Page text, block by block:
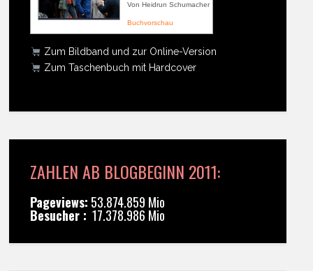
Von Heidrun Schumacher
Buchvorschau
Zum Bildband und zur Online-Version
Zum Taschenbuch mit Hardcover
ZAHLEN AB BLOGBEGINN 2011:
Pageviews: 53.874.859 Mio
Besucher : 17.378.986 Mio